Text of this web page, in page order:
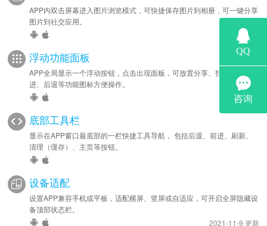
APP内双击屏幕进入图片浏览模式，可快捷保存图片到相册，可一键分享
图片到社交应用。
浮动功能面板
APP全局显示一个浮动按钮，点击出现面板，可放置分享、扫一扫、前
进、后退等功能图标方便操作。
底部工具栏
显示在APP窗口最底部的一栏快捷工具导航， 包括后退、前进、刷新、
清理（缓存）、主页等按钮。
设备适配
设置APP兼容手机或平板，适配横屏、竖屏或自适应，可开启全屏隐藏设
备顶部状态栏。
2021-11-9 更新